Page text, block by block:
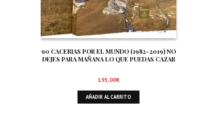
90 CACERIAS POR EL MUNDO (1982-2019) NO
DEJES PARA MAÑANA LO QUE PUEDAS CAZAR
195,00€
AÑADIR AL CARRITO